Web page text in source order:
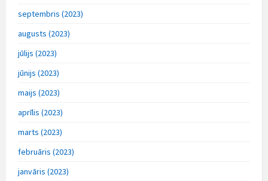
septembris (2023)
augusts (2023)
jūlijs (2023)
jūnijs (2023)
maijs (2023)
aprīlis (2023)
marts (2023)
februāris (2023)
janvāris (2023)